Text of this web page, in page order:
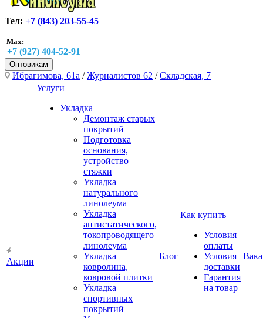
Тел: +7 (843) 203-55-45
Max:
+7 (927) 404-52-91
Оптовикам
Ибрагимова, 61а /Журналистов 62 /Складская, 7
Акции
Услуги
Укладка
Демонтаж старых
покрытий
Подготовка
основания,
устройство
стяжки
Укладка
натурального
линолеума
Укладка
антистатического,
токопроводящего
линолеума
Укладка
ковролина,
ковровой плитки
Укладка
спортивных
покрытий
Блог
Как купить
Условия
оплаты
Условия
доставки
Гарантия
на товар